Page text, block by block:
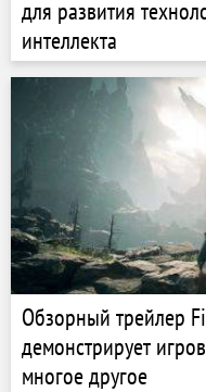
для развития
интеллекта
Обзорный трейлер
демонстрирует
многое другое